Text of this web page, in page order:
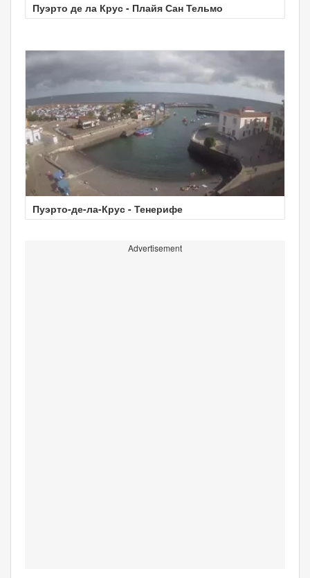
Пуэрто де ла Крус - Плайя Сан Тельмо
Пуэрто-де-ла-Крус - Тенерифе
Advertisement